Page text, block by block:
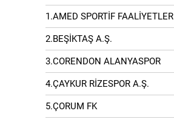
1.AMED SPORTİF FAALİYETLER
2.BEŞİKTAŞ A.Ş.
3.CORENDON ALANYASPOR
4.ÇAYKUR RİZESPOR A.Ş.
5.ÇORUM FK